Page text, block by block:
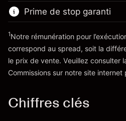
Vers la plateforme
~£5,000.00
Valeur nominale avec
Vers la plateforme
Prime de stop garanti
1Notre rémunération pour
correspond au spread, soit la
le prix de vente. Veuillez consulter
Commissions sur notre site internet
Chiffres clés